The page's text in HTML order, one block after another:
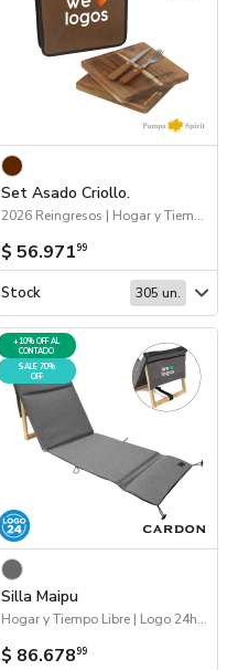
Set Asado Criollo.
2026 Reingresos | Hogar y Tiempo Libre
$ 56.97199
Stock 305 un.
+10% OFF AL
CONTADO
SALE 70%
OFF
Silla Maipu
Hogar y Tiempo Libre | Logo 24hs | 70%OFF Hogar y Tiempo Libre
$ 86.67899